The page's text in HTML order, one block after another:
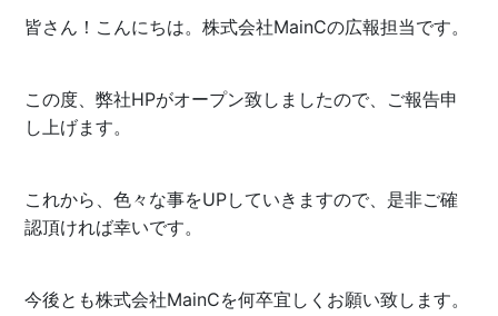
皆さん！こんにちは。株式会社MainCの広報担当です。
この度、弊社HPがオープン致しましたので、ご報告申
し上げます。
これから、色々な事をUPしていきますので、是非ご確
認頂ければ幸いです。
今後とも株式会社MainCを何卒宜しくお願い致します。